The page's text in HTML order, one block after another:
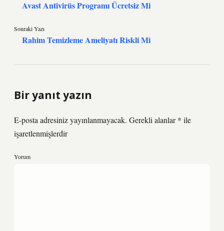
Avast Antivirüs Programı Ücretsiz Mi
Sonraki Yazı
Rahim Temizleme Ameliyatı Riskli Mi
Bir yanıt yazın
E-posta adresiniz yayınlanmayacak. Gerekli alanlar* ile
işaretlenmişlerdir
Yorum